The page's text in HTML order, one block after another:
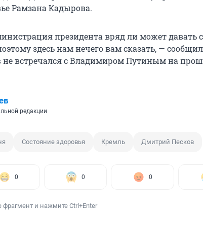
Рамзана Кадырова.
президента вряд ли может давать
здесь нам нечего вам сказать, —
не встречался с Владимиром Путиным на
редакции
Состояние здоровья Кремль Дмитрий Песков
0 0 0
и нажмите Ctrl+Enter